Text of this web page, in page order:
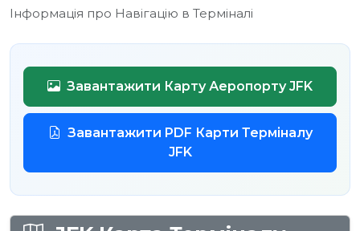
Інформація про Навігацію в Терміналі
Завантажити Карту Аеропорту JFK
Завантажити PDF Карти Терміналу
JFK